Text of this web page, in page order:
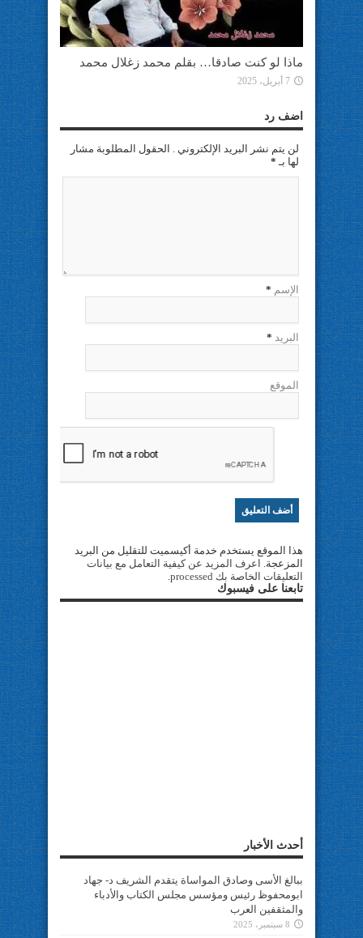
ماذا لو كنت صادقا… بقلم محمد زغلال محمد
7 أبريل، 2025
اضف رد
لن يتم نشر البريد الإلكتروني . الحقول المطلوبة مشار
لها بـ *
الإسم *
البريد *
الموقع
هذا الموقع يستخدم خدمة أكيسميت للتقليل من البريد
المزعجة. اعرف المزيد عن كيفية التعامل مع بيانات
التعليقات الخاصة بك processed
.
تابعنا على فيسبوك
أحدث الأخبار
ببالغ الأسى وصادق المواساة يتقدم الشريف د- جهاد
ابومحفوظ رئيس ومؤسس مجلس الكتاب والأدباء
والمثقفين العرب
8 سبتمبر، 2025